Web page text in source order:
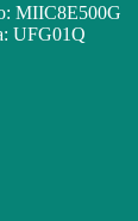
MIIC8E500G
UFG01Q